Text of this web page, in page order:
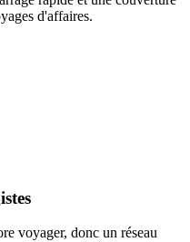
d'affaires.
voyager, donc un réseau